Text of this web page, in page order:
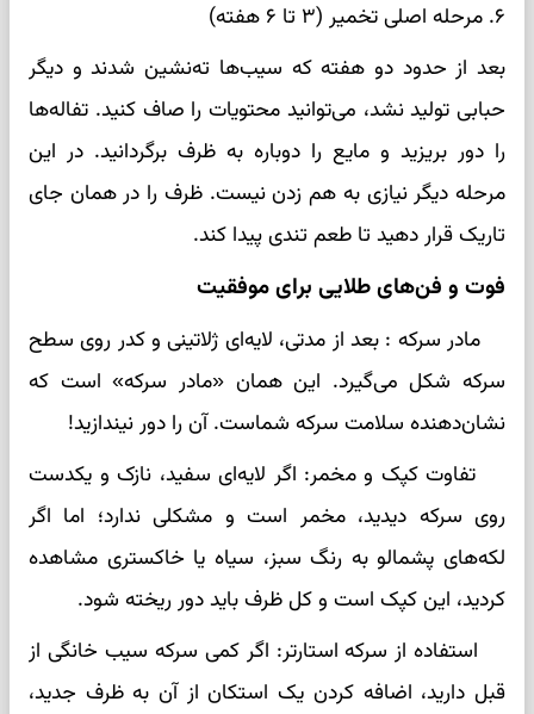
۶. مرحله اصلی تخمیر (۳ تا ۶ هفته)
بعد از حدود دو هفته که سیب‌ها ته‌نشین شدند و دیگر
حبابی تولید نشد، می‌توانید محتویات را صاف کنید. تفاله‌ها
را دور بریزید و مایع را دوباره به ظرف برگردانید. در این
مرحله دیگر نیازی به هم زدن نیست. ظرف را در همان جای
تاریک قرار دهید تا طعم تندی پیدا کند.
فوت و فن‌های طلایی برای موفقیت
مادر سرکه : بعد از مدتی، لایه‌ای ژلاتینی و کدر روی سطح
سرکه شکل می‌گیرد. این همان «مادر سرکه» است که
نشان‌دهنده سلامت سرکه شماست. آن را دور نیندازید!
تفاوت کپک و مخمر: اگر لایه‌ای سفید، نازک و یکدست
روی سرکه دیدید، مخمر است و مشکلی ندارد؛ اما اگر
لکه‌های پشمالو به رنگ سبز، سیاه یا خاکستری مشاهده
کردید، این کپک است و کل ظرف باید دور ریخته شود.
استفاده از سرکه استارتر: اگر کمی سرکه سیب خانگی از
قبل دارید، اضافه کردن یک استکان از آن به ظرف جدید،